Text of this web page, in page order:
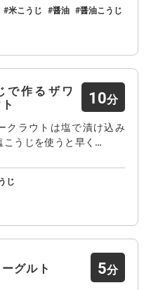
米こうじ 醤油 醤油こうじ
で作るザワ
10
クラウトは塩で漬け込み
こうじを使うと早く…
じ
グルト 5